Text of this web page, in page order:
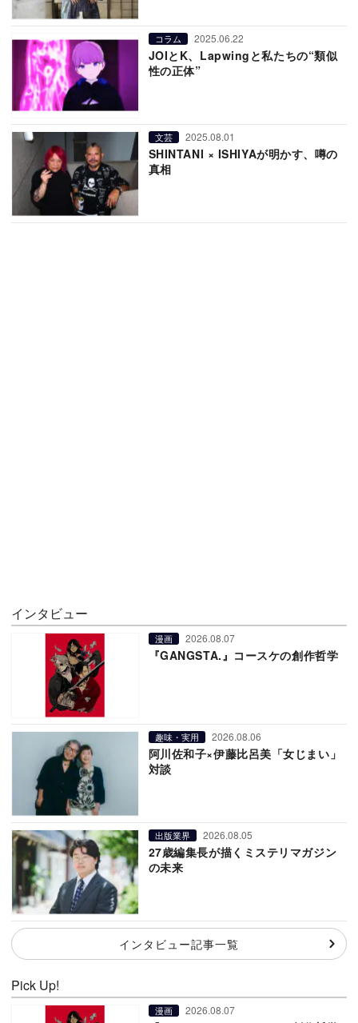
コラム 2025.06.22
JOIとK、Lapwingと私たちの“類似
性の正体”
文芸 2025.08.01
SHINTANI × ISHIYAが明かす、噂の
真相
インタビュー
漫画 2026.08.07
『GANGSTA.』コースケの創作哲学
趣味・実用 2026.08.06
阿川佐和子×伊藤比呂美「女じまい」
対談
出版業界 2026.08.05
27歳編集長が描くミステリマガジン
の未来
インタビュー記事一覧
Pick Up!
漫画 2026.08.07